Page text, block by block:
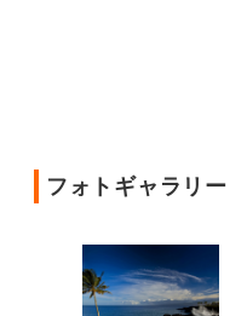
フォトギャラリー